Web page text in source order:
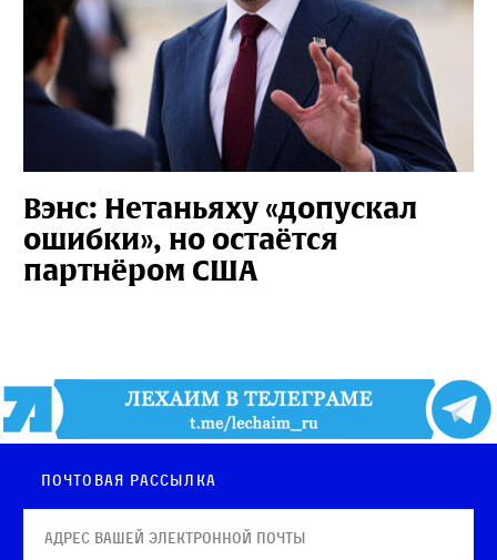
Вэнс: Нетаньяху «допускал
ошибки», но остаётся
партнёром США
Почтовая рассылка